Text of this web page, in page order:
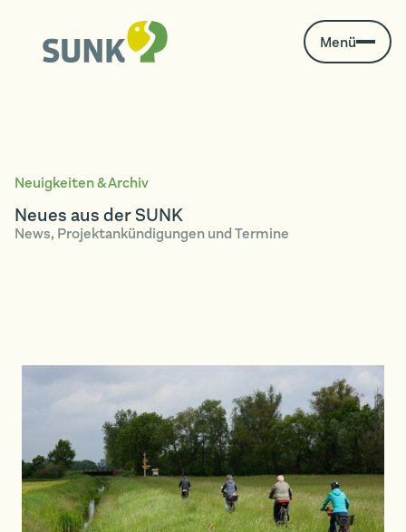
Menü
Neuigkeiten & Archiv
Neues aus der SUNK
News, Projektankündigungen und Termine